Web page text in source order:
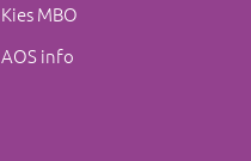
Kies MBO
AOS info